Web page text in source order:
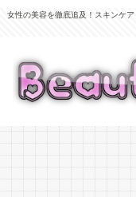
女性の美容を徹底追及！スキンケ